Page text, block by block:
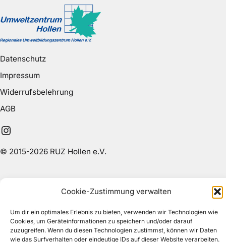
Cookie-Zustimmung verwalten
Um dir ein optimales Erlebnis zu bieten, verwenden wir Technologien wie
Cookies, um Geräteinformationen zu speichern und/oder darauf
zuzugreifen. Wenn du diesen Technologien zustimmst, können wir Daten
wie das Surfverhalten oder eindeutige IDs auf dieser Website verarbeiten.
© 2015-2026 RUZ Hollen e.V.
Datenschutz
Impressum
Widerrufsbelehrung
AGB